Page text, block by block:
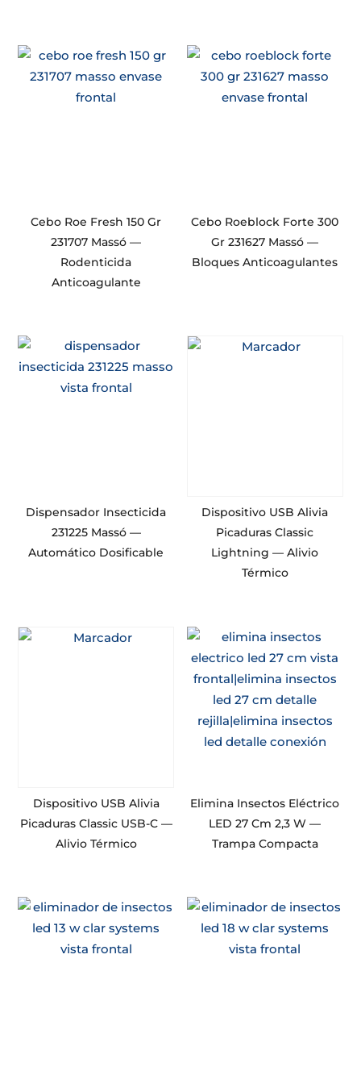
Cebo Roe Fresh 150 Gr
231707 Massó —
Rodenticida
Anticoagulante
Cebo Roeblock Forte 300
Gr 231627 Massó —
Bloques Anticoagulantes
Dispensador Insecticida
231225 Massó —
Automático Dosificable
Dispositivo USB Alivia
Picaduras Classic
Lightning — Alivio
Térmico
Dispositivo USB Alivia
Picaduras Classic USB-C —
Alivio Térmico
Elimina Insectos Eléctrico
LED 27 Cm 2,3 W —
Trampa Compacta